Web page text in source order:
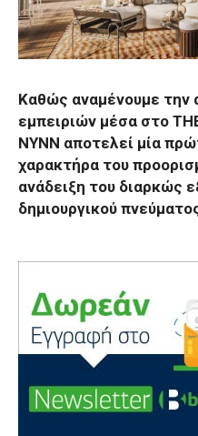
Καθώς αναμένουμε την
εμπειριών μέσα στο
NYNN αποτελεί μία
χαρακτήρα του
ανάδειξη του διαρκώς
δημιουργικού